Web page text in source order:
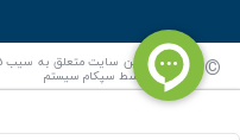
© کلیه حقوق این سایت متعلق به سیب 115 (
کدنویسی توسط سپکام سیستم